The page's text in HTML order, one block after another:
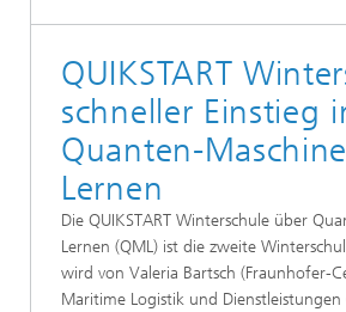
QUIKSTART
schneller Einstieg
Quanten-
Lernen
Die QUIKSTART Winterschule über
Lernen (QML) ist die zweite
wird von Valeria Bartsch (Fraunhofer-
Maritime Logistik und Dienstleistungen